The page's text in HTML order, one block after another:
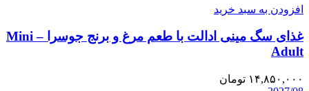
افزودن به سبد خرید
غذای سگ مینی ادالت با طعم مرغ و برنج جوسرا – Mini
Adult
۱۴,۸۵۰,۰۰۰ تومان